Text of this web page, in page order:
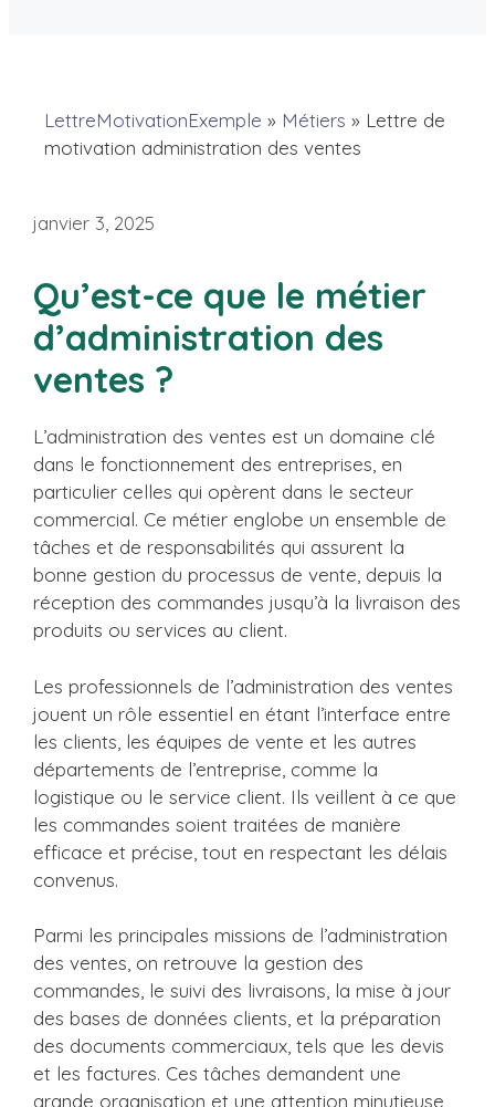
LettreMotivationExemple » Métiers » Lettre de
motivation administration des ventes
janvier 3, 2025
Qu’est-ce que le métier
d’administration des
ventes ?
L’administration des ventes est un domaine clé
dans le fonctionnement des entreprises, en
particulier celles qui opèrent dans le secteur
commercial. Ce métier englobe un ensemble de
tâches et de responsabilités qui assurent la
bonne gestion du processus de vente, depuis la
réception des commandes jusqu’à la livraison des
produits ou services au client.
Les professionnels de l’administration des ventes
jouent un rôle essentiel en étant l’interface entre
les clients, les équipes de vente et les autres
départements de l’entreprise, comme la
logistique ou le service client. Ils veillent à ce que
les commandes soient traitées de manière
efficace et précise, tout en respectant les délais
convenus.
Parmi les principales missions de l’administration
des ventes, on retrouve la gestion des
commandes, le suivi des livraisons, la mise à jour
des bases de données clients, et la préparation
des documents commerciaux, tels que les devis
et les factures. Ces tâches demandent une
grande organisation et une attention minutieuse